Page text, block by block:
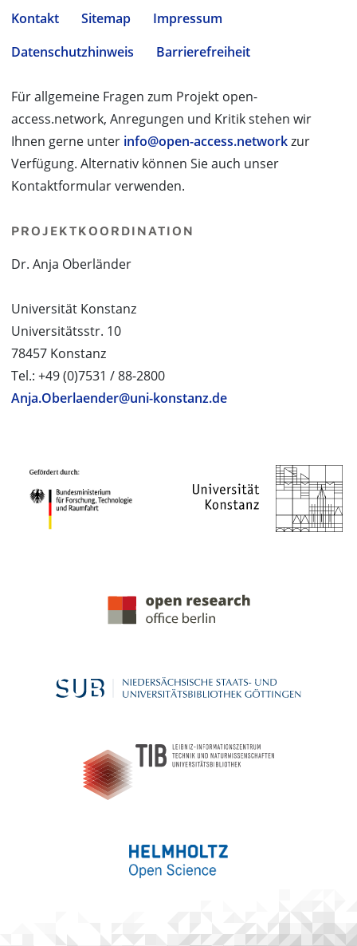
Kontakt Sitemap
Impressum
Datenschutzhinweis
Barrierefreiheit
Für allgemeine Fragen zum Projekt open-
access.network, Anregungen und Kritik stehen wir
Ihnen gerne unter info@open-access.networkzur
Verfügung. Alternativ können Sie auch unser
Kontaktformular verwenden.
PROJEKTKOORDINATION
Dr. Anja Oberländer
Universität Konstanz
Universitätsstr. 10
78457 Konstanz
Tel.: +49 (0)7531 / 88-2800
Anja.Oberlaender@uni-konstanz.de